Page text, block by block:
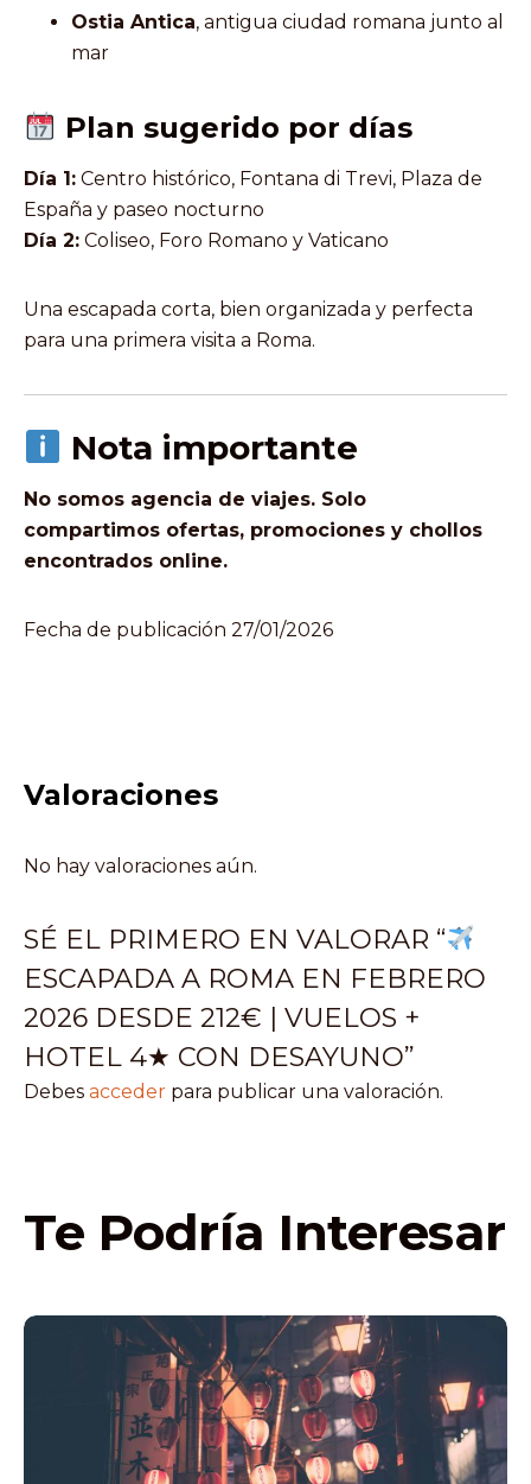
Ostia Antica, antigua ciudad romana junto al
mar
Plan sugerido por días
Día 1: Centro histórico, Fontana di Trevi, Plaza de
España y paseo nocturno
Día 2: Coliseo, Foro Romano y Vaticano
Una escapada corta, bien organizada y perfecta
para una primera visita a Roma.
Nota importante
No somos agencia de viajes. Solo
compartimos ofertas, promociones y chollos
encontrados online.
Fecha de publicación 27/01/2026
Valoraciones
No hay valoraciones aún.
SÉ EL PRIMERO EN VALORAR “
ESCAPADA A ROMA EN FEBRERO
2026 DESDE 212€ | VUELOS +
HOTEL 4★ CON DESAYUNO”
Debes acceder para publicar una valoración.
Te Podría Interesar